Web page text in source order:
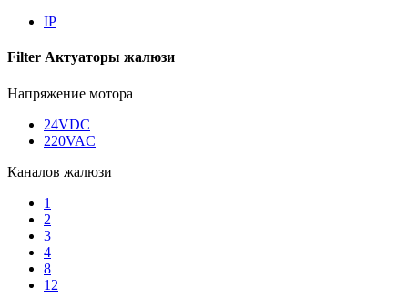
IP
Filter Актуаторы жалюзи
Напряжение мотора
24VDC
220VAC
Каналов жалюзи
1
2
3
4
8
12